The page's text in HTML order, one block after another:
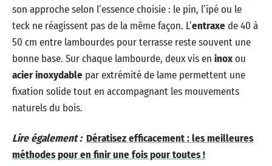
son approche selon l’essence choisie : le pin, l’ipé ou le
teck ne réagissent pas de la même façon. L’entraxede 40 à
50 cm entre lambourdes pour terrasse reste souvent une
bonne base. Sur chaque lambourde, deux vis en inoxou
acier inoxydable par extrémité de lame permettent une
fixation solide tout en accompagnant les mouvements
naturels du bois.
Lire également : Dératisez efficacement : les meilleures
méthodes pour en finir une fois pour toutes !